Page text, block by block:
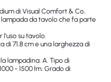
di Visual Comfort & Co,
da tavolo che fa parte
su tavolo.
di 71,8 cm e una larghezza di
lampadina: A. Tipo di
- 1500 lm. Grado di